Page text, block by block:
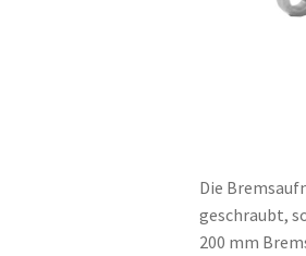
Die
geschraubt,
200 mm